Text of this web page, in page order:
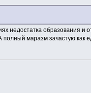
недостатка образования и
маразм зачастую как